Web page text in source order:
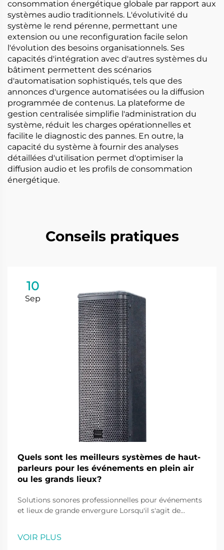
consommation énergétique globale par rapport aux
systèmes audio traditionnels. L'évolutivité du
système le rend pérenne, permettant une
extension ou une reconfiguration facile selon
l'évolution des besoins organisationnels. Ses
capacités d'intégration avec d'autres systèmes du
bâtiment permettent des scénarios
d'automatisation sophistiqués, tels que des
annonces d'urgence automatisées ou la diffusion
programmée de contenus. La plateforme de
gestion centralisée simplifie l'administration du
système, réduit les charges opérationnelles et
facilite le diagnostic des pannes. En outre, la
capacité du système à fournir des analyses
détaillées d'utilisation permet d'optimiser la
diffusion audio et les profils de consommation
énergétique.
Conseils pratiques
10
Sep
Quels sont les meilleurs systèmes de haut-
parleurs pour les événements en plein air
ou les grands lieux?
Solutions sonores professionnelles pour événements
et lieux de grande envergure Lorsqu'il s'agit de
essentiel dans la création d'expériences sonores
VOIR PLUS